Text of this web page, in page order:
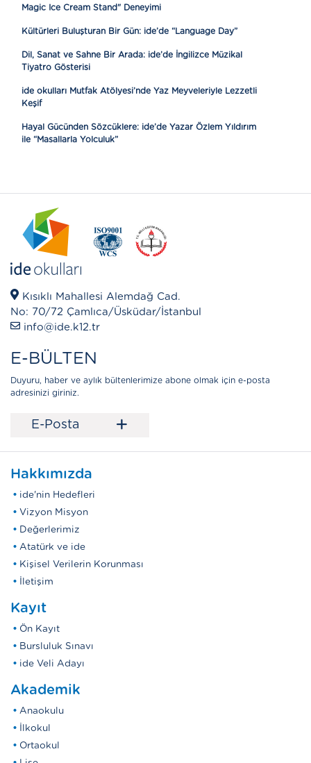
Magic Ice Cream Stand" Deneyimi
Kültürleri Buluşturan Bir Gün: ide’de “Language Day”
Dil, Sanat ve Sahne Bir Arada: ide’de İngilizce Müzikal
Tiyatro Gösterisi
ide okulları Mutfak Atölyesi’nde Yaz Meyveleriyle Lezzetli
Keşif
Hayal Gücünden Sözcüklere: ide’de Yazar Özlem Yıldırım
ile “Masallarla Yolculuk”
Kısıklı Mahallesi Alemdağ Cad.
No: 70/72 Çamlıca/Üsküdar/İstanbul
info@ide.k12.tr
E-BÜLTEN
Duyuru, haber ve aylık bültenlerimize abone olmak için e-posta
adresinizi giriniz.
E-Posta +
Hakkımızda
ide'nin Hedefleri
Vizyon Misyon
Değerlerimiz
Atatürk ve ide
Kişisel Verilerin Korunması
İletişim
Kayıt
Ön Kayıt
Bursluluk Sınavı
ide Veli Adayı
Akademik
Anaokulu
İlkokul
Ortaokul